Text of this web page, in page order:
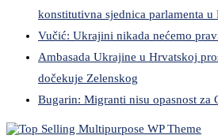
konstitutivna sjednica parlamenta u
Vučić: Ukrajini nikada nećemo
Ambasada Ukrajine u Hrvatskoj
dočekuje Zelenskog
Bugarin: Migranti nisu opasnost za